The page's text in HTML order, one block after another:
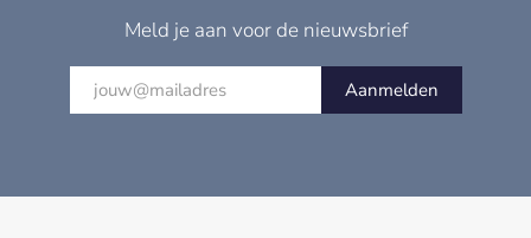
Meld je aan voor de nieuwsbrief
Aanmelden